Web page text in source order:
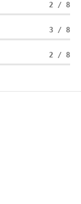
2 / 8
3 / 8
2 / 8